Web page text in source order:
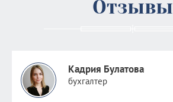
Отзывы
Кадрия Булатова
бухгалтер